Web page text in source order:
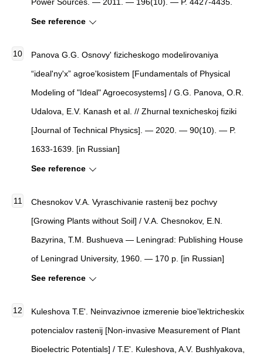
See reference
Panova G.G. Osnovy' fizicheskogo modelirovaniya
“ideal'ny'x” agroe'kosistem [Fundamentals of Physical
Modeling of "Ideal" Agroecosystems] / G.G. Panova, O.R.
Udalova, E.V. Kanash et al. // Zhurnal texnicheskoj fiziki
[Journal of Technical Physics] . — 2020. — 90(10). — P.
1633-1639. [in Russian]
See reference
Chesnokov V.A. Vyraschivanie rastenij bez pochvy
[Growing Plants without Soil] / V.A. Chesnokov, E.N.
Bazyrina, T.M. Bushueva — Leningrad: Publishing House
of Leningrad University, 1960. — 170 p. [in Russian]
See reference
Kuleshova T.E'. Neinvazivnoe izmerenie bioe'lektricheskix
potencialov rastenij [Non-invasive Measurement of Plant
Bioelectric Potentials] / T.E'. Kuleshova, A.V. Bushlyakova,